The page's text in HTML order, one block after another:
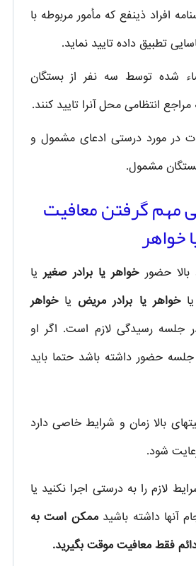
افراد ذینفع که مأمور مربوطه با
تطبیق داده تایید نماید.
شده توسط سه نفر از بستگان
انتظامی محل آنرا تایید کنند.
در مورد درستی ادعای مشمول و
مشمول.
مهم گرفتن معافیت
خواهر
بالا حضورخواهر یا برادر صغیر یا
خواهر یا برادر مریض یاخواهر
جلسه رسیدگی لازم است. اگر او
جلسه حضور داشته باشد حتما باید
بالا زمان و شرایط خاصی دارد
شود.
لازم را به درستی اجرا نکنید یا
آنها داشته باشیدممکن است به
فقط معافیت موقت بگیرید.